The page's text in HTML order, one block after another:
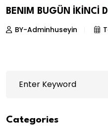
BENIM BUGÜN İKİNCİ
BY-Adminhuseyin
Categories